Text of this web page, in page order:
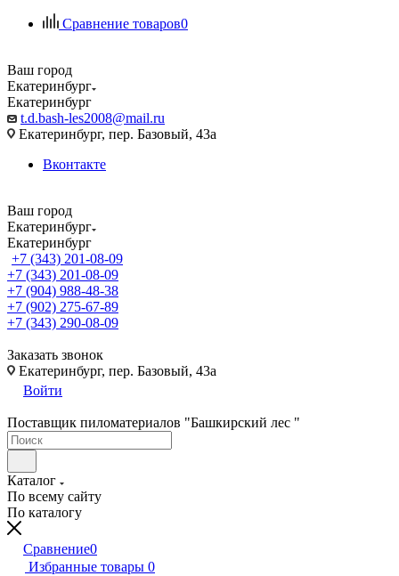
Сравнение товаров0
Ваш город
Екатеринбург
Екатеринбург
t.d.bash-les2008@mail.ru
Екатеринбург, пер. Базовый, 43а
Вконтакте
Ваш город
Екатеринбург
Екатеринбург
+7 (343) 201-08-09
+7 (343) 201-08-09
+7 (904) 988-48-38
+7 (902) 275-67-89
+7 (343) 290-08-09
Заказать звонок
Екатеринбург, пер. Базовый, 43а
Войти
Поставщик пиломатериалов "Башкирский лес "
Каталог
По всему сайту
По каталогу
Сравнение0
Избранные товары 0